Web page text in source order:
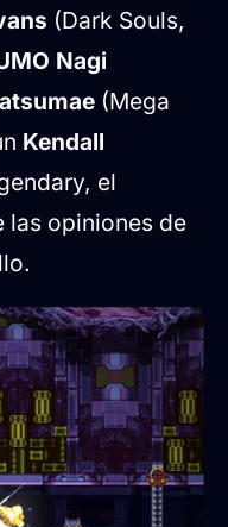
(Dark Souls,
Nagi
(Mega
Kendall
el
las opiniones de